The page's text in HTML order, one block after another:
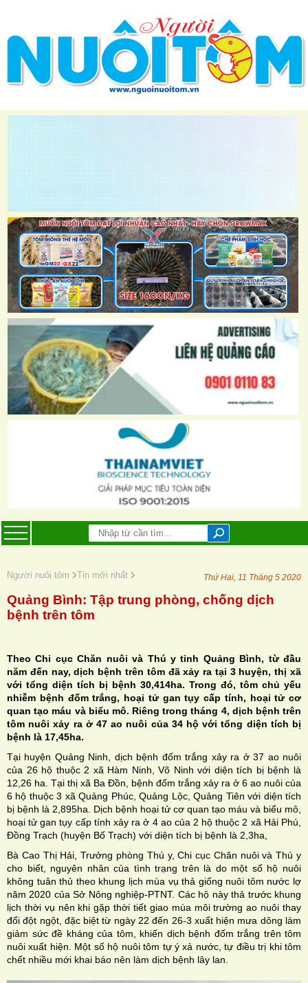
Người nuôi tôm Tin mới nhất Thứ Hai, 11 Tháng 5 2020
Quảng Bình: Tập trung phòng, chống dịch
bệnh trên tôm
Theo Chi cục Chăn nuôi và Thú y tỉnh Quảng Bình, từ đầu
năm đến nay, dịch bệnh trên tôm đã xảy ra tại 3 huyện, thị xã
với tổng diện tích bị bệnh 30,414ha. Trong đó, tôm chủ yếu
nhiễm bệnh đốm trắng, hoại tử gan tụy cấp tính, hoại tử cơ
quan tạo máu và biểu mô. Riêng trong tháng 4, dịch bệnh trên
tôm nuôi xảy ra ở 47 ao nuôi của 34 hộ với tổng diện tích bị
bệnh là 17,45ha.
Tại huyện Quảng Ninh, dịch bệnh đốm trắng xảy ra ở 37 ao nuôi
của 26 hộ thuộc 2 xã Hàm Ninh, Võ Ninh với diện tích bị bệnh là
12,26 ha. Tại thị xã Ba Đồn, bệnh đốm trắng xảy ra ở 6 ao nuôi của
6 hộ thuộc 3 xã Quảng Phúc, Quảng Lộc, Quảng Tiên với diện tích
bị bệnh là 2,895ha. Dịch bệnh hoại tử cơ quan tạo máu và biểu mô,
hoại tử gan tụy cấp tính xảy ra ở 4 ao của 2 hộ thuộc 2 xã Hải Phú,
Đồng Trạch (huyện Bố Trạch) với diện tích bị bệnh là 2,3ha,
Bà Cao Thị Hải, Trưởng phòng Thú y, Chi cục Chăn nuôi và Thú y
cho biết, nguyên nhân của tình trạng trên là do một số hộ nuôi
không tuân thủ theo khung lịch mùa vụ thả giống nuôi tôm nước lợ
năm 2020 của Sở Nông nghiệp-PTNT. Các hộ này thả trước khung
lịch thời vụ nên khi gặp thời tiết giao mùa môi trường ao nuôi thay
đổi đột ngột, đặc biệt từ ngày 22 đến 26-3 xuất hiện mưa dông làm
giảm sức đề kháng của tôm, khiến dịch bệnh đốm trắng trên tôm
nuôi xuất hiện. Một số hộ nuôi tôm tự ý xả nước, tự điều trị khi tôm
chết nhiều mới khai báo nên làm dịch bệnh lây lan.